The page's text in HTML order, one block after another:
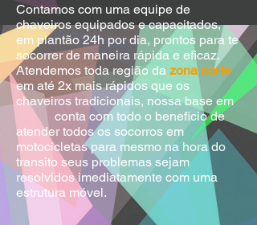
Contamos com uma equipe de
chaveiros equipados e capacitados,
em plantão 24h por dia, prontos para te
socorrer de maneira rápida e eficaz.
Atendemos toda região da zona norte
em até 2x mais rápidos que os
chaveiros tradicionais, nossa base em
conta com todo o beneficio de
atender todos os socorros em
motocicletas para mesmo na hora do
transito seus problemas sejam
resolvidos imediatamente com uma
estrutura móvel.